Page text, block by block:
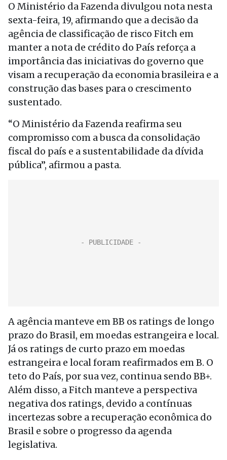
O Ministério da Fazenda divulgou nota nesta
sexta-feira, 19, afirmando que a decisão da
agência de classificação de risco Fitch em
manter a nota de crédito do País reforça a
importância das iniciativas do governo que
visam a recuperação da economia brasileira e a
construção das bases para o crescimento
sustentado.
“O Ministério da Fazenda reafirma seu
compromisso com a busca da consolidação
fiscal do país e a sustentabilidade da dívida
pública”, afirmou a pasta.
A agência manteve em BB os ratings de longo
prazo do Brasil, em moedas estrangeira e local.
Já os ratings de curto prazo em moedas
estrangeira e local foram reafirmados em B. O
teto do País, por sua vez, continua sendo BB+.
Além disso, a Fitch manteve a perspectiva
negativa dos ratings, devido a contínuas
incertezas sobre a recuperação econômica do
Brasil e sobre o progresso da agenda
legislativa.